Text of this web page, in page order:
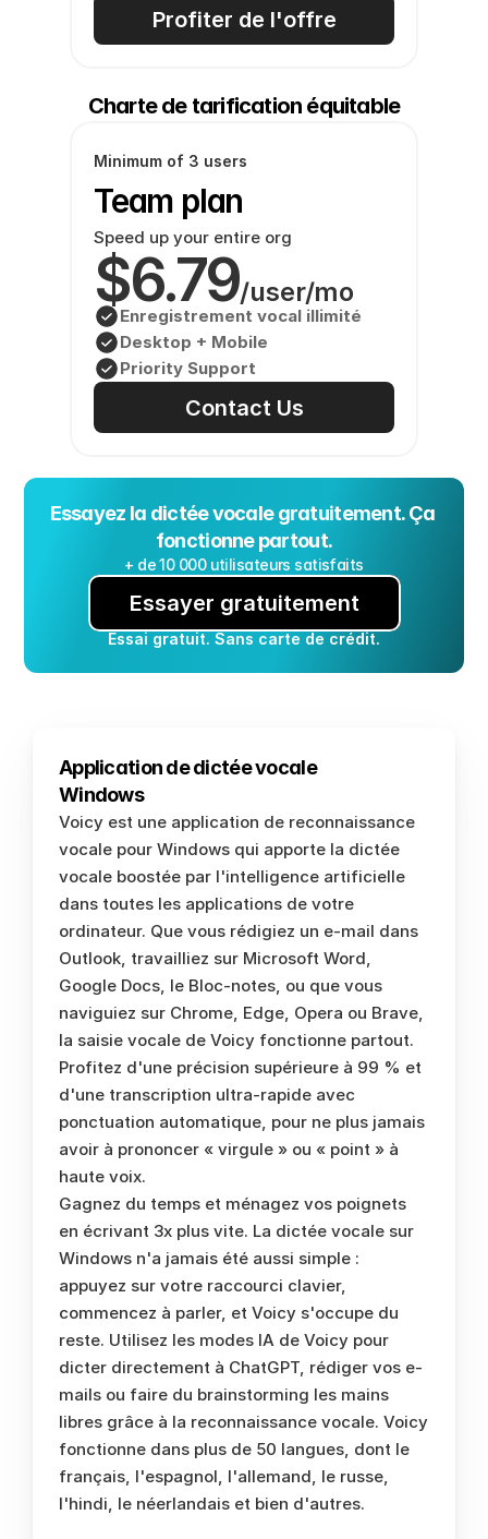
Essayez la dictée vocale gratuitement. Ça
fonctionne partout.
+ de 10 000 utilisateurs satisfaits
Essai gratuit. Sans carte de crédit.
Essayer gratuitement
Profiter de l'offre
Charte de tarification équitable
Minimum of 3 users
Team plan
Speed up your entire org
$6.79/user/mo
Enregistrement vocal illimité
Desktop + Mobile
Priority Support
Contact Us
Application de dictée vocale
Windows
Voicy est une application de reconnaissance
vocale pour Windows qui apporte la dictée
vocale boostée par l'intelligence artificielle
dans toutes les applications de votre
ordinateur. Que vous rédigiez un e-mail dans
Outlook, travailliez sur Microsoft Word,
Google Docs, le Bloc-notes, ou que vous
naviguiez sur Chrome, Edge, Opera ou Brave,
la saisie vocale de Voicy fonctionne partout.
Profitez d'une précision supérieure à 99 % et
d'une transcription ultra-rapide avec
ponctuation automatique, pour ne plus jamais
avoir à prononcer « virgule » ou « point » à
haute voix.
Gagnez du temps et ménagez vos poignets
en écrivant 3x plus vite. La dictée vocale sur
Windows n'a jamais été aussi simple :
appuyez sur votre raccourci clavier,
commencez à parler, et Voicy s'occupe du
reste. Utilisez les modes IA de Voicy pour
dicter directement à ChatGPT, rédiger vos e-
mails ou faire du brainstorming les mains
libres grâce à la reconnaissance vocale. Voicy
fonctionne dans plus de 50 langues, dont le
français, l'espagnol, l'allemand, le russe,
l'hindi, le néerlandais et bien d'autres.